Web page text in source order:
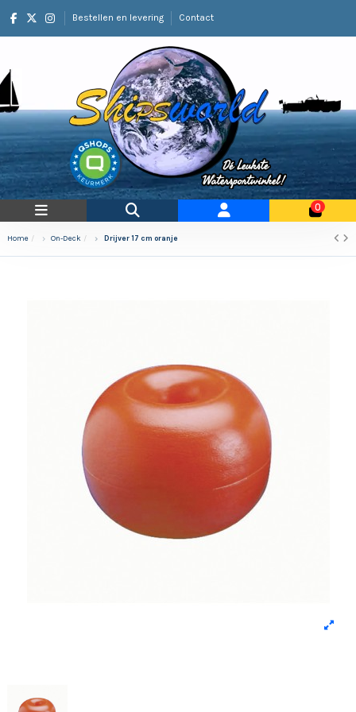
Bestellen en levering Contact
0
Home On-Deck Drijver 17 cm oranje